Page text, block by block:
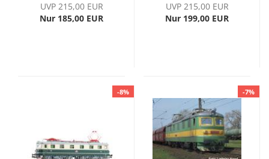
UVP 215,00 EUR
Nur 185,00 EUR
UVP 215,00 EUR
Nur 199,00 EUR
-8% -7%